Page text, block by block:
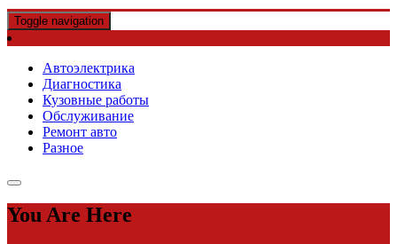
Toggle navigation
Автоэлектрика
Диагностика
Кузовные работы
Обслуживание
Ремонт авто
Разное
You Are Here